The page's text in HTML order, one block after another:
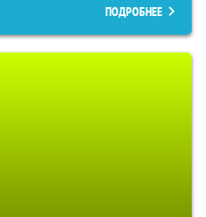
ПОДРОБНЕЕ